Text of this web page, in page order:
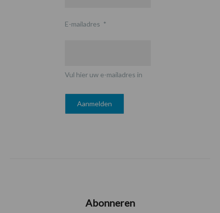
E-mailadres *
Vul hier uw e-mailadres in
Abonneren